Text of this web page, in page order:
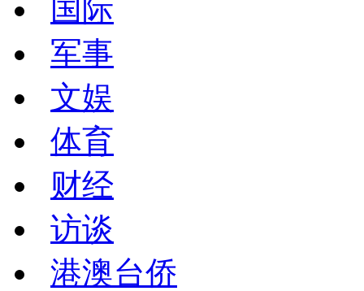
国际
军事
文娱
体育
财经
访谈
港澳台侨